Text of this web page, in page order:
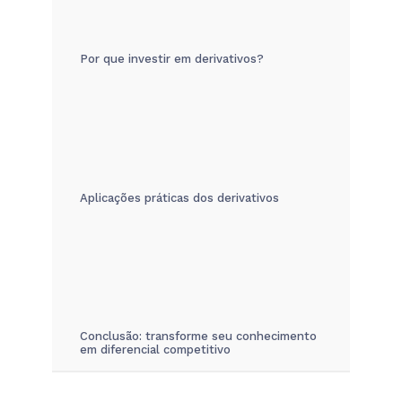
Por que investir em derivativos?
Aplicações práticas dos derivativos
Conclusão: transforme seu conhecimento
em diferencial competitivo